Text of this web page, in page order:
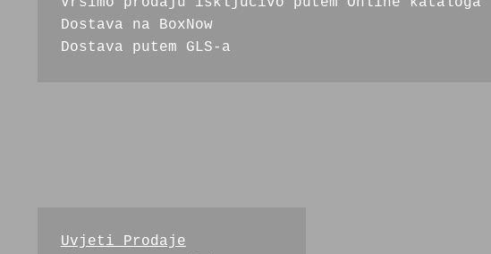
Dostava na BoxNow
Dostava putem GLS-a
Uvjeti Prodaje